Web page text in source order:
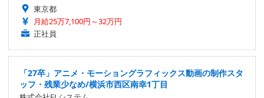
東京都
月給25万7,100円～32万円
正社員
「27卒」アニメ・モーショングラフィックス動画の制作スタ
ッフ・残業少なめ/横浜市西区南幸1丁目